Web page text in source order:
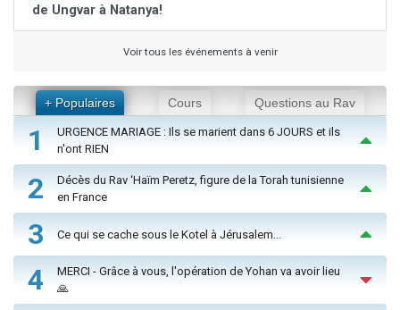
de Ungvar à Natanya!
Voir tous les événements à venir
+ Populaires Cours Questions au Rav
1
URGENCE MARIAGE : Ils se marient dans 6 JOURS et ils
n'ont RIEN
2
Décès du Rav ‘Haïm Peretz, figure de la Torah tunisienne
en France
3 Ce qui se cache sous le Kotel à Jérusalem...
4
MERCI - Grâce à vous, l'opération de Yohan va avoir lieu
🙏